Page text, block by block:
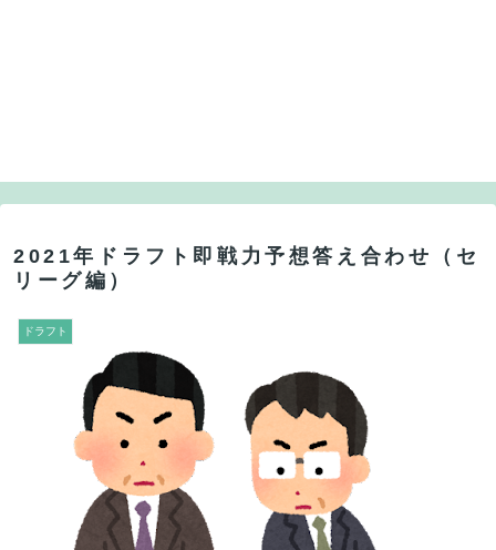
2021年ドラフト即戦力予想答え合わせ（セ
リーグ編）
ドラフト